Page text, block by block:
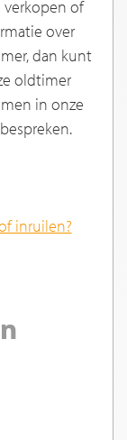
of
over
dan kunt
oldtimer
in onze
inruilen?